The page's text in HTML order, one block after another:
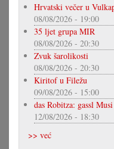
Hrvatski večer u
08/08/2026 - 19:00
35 ljet grupa MIR
08/08/2026 - 20:30
Zvuk šarolikosti
08/08/2026 - 20:30
Kiritof u Filežu
09/08/2026 - 15:00
das Robitza: gassl
12/08/2026 - 18:30
>> već